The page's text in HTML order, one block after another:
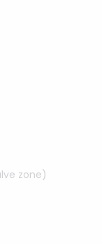
zone)